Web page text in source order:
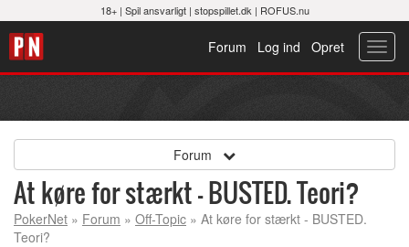
18+ | Spil ansvarligt| stopspillet.dk | ROFUS.nu
Opret
Log ind
Forum
Forum
At køre for stærkt - BUSTED. Teori?
PokerNet » Forum » Off-Topic » At køre for stærkt - BUSTED.
Teori?